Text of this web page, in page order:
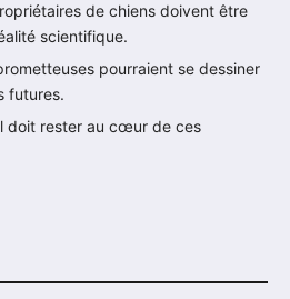
de chiens doivent être
scientifique.
pourraient se dessiner
futures.
doit rester au cœur de ces